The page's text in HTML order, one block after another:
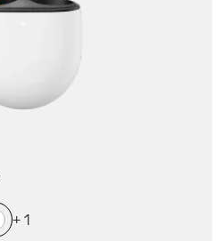
+ 1